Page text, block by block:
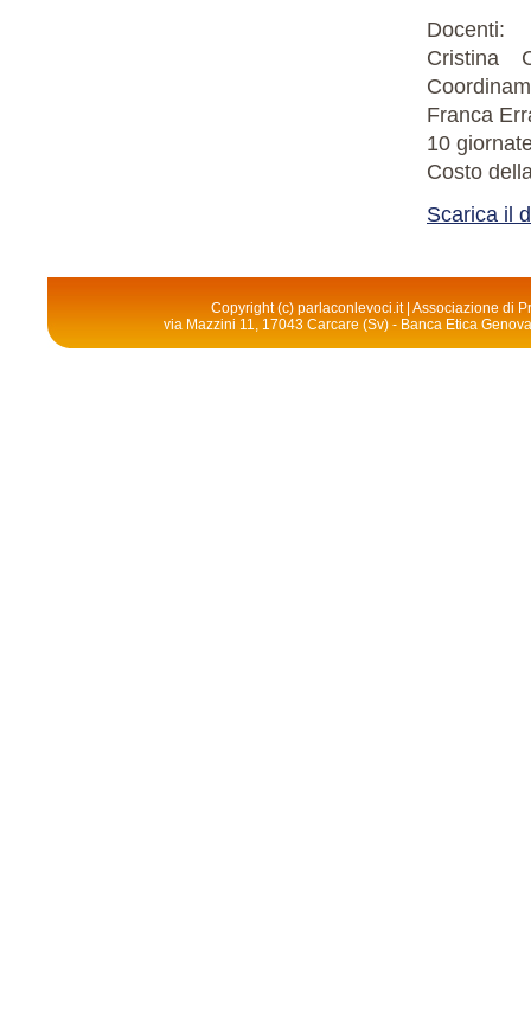
Docenti:
Cristina
Franca
10
Costo
Scarica il
Copyright (c) parlaconlevoci.it | Associazione di
via Mazzini 11, 17043 Carcare (Sv) - Banca Etica